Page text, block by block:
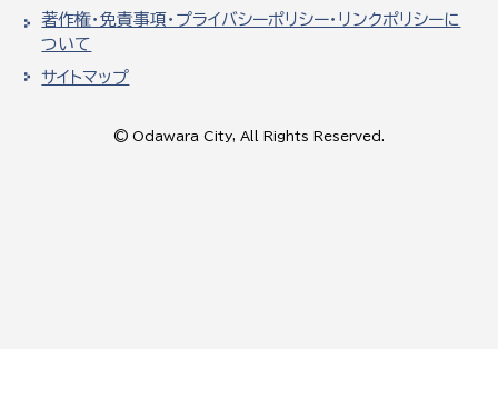
著作権・免責事項・プライバシーポリシー・リンクポリシーに
ついて
サイトマップ
© Odawara City, All Rights Reserved.